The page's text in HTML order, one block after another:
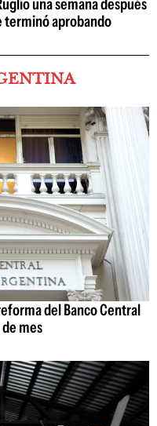
una semana después
terminó aprobando
del Banco Central
mes